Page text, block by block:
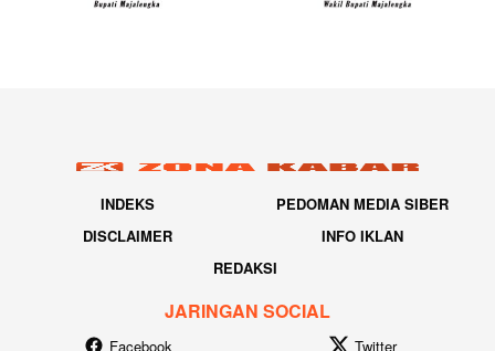
INDEKS
PEDOMAN MEDIA SIBER
DISCLAIMER
INFO IKLAN
REDAKSI
JARINGAN SOCIAL
Facebook Twitter